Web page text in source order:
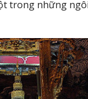
trong những